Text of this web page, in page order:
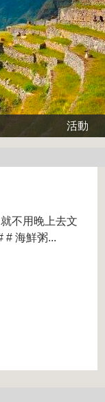
活動
不用晚上去文
# 海鮮粥...